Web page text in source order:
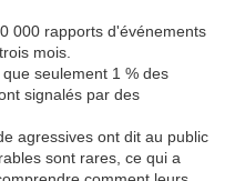
000 rapports d'événements
mois.
seulement 1 % des
signalés par des
agressives ont dit au public
sont rares, ce qui a